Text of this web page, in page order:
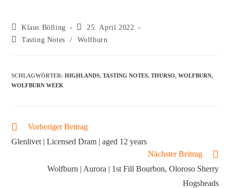
Klaus Bölling
25. April 2022
Tasting Notes
/ Wolfburn
SCHLAGWÖRTER:HIGHLANDS, TASTING NOTES, THURSO, WOLFBURN,
WOLFBURN WEEK
Vorheriger Beitrag
Glenlivet | Licensed Dram | aged 12 years
Nächster Beitrag
Wolfburn | Aurora | 1st Fill Bourbon, Oloroso Sherry
Hogsheads